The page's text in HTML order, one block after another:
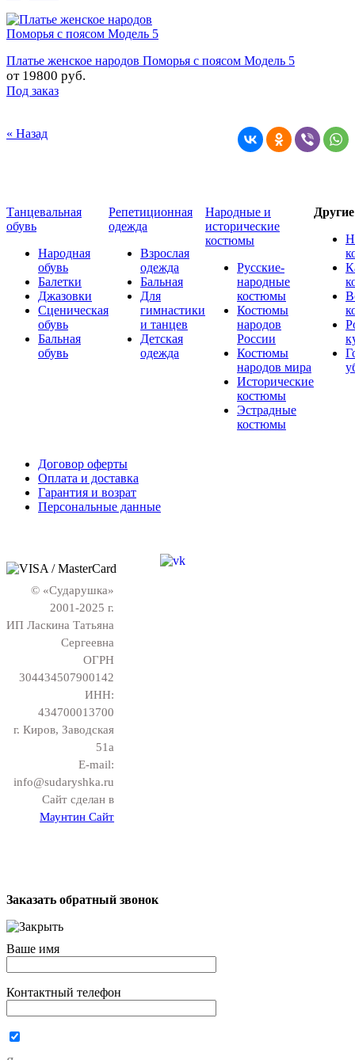
Платье женское народов Поморья с поясом Модель 5
от 19800 руб.
Под заказ
« Назад
Танцевальная
обувь
Народная
обувь
Балетки
Джазовки
Сценическая
обувь
Бальная
обувь
Репетиционная
одежда
Взрослая
одежда
Бальная
Для
гимнастики
и танцев
Детская
одежда
Народные и
исторические
костюмы
Русские-
народные
костюмы
Костюмы
народов
России
Костюмы
народов мира
Исторические
костюмы
Эстрадные
костюмы
Договор оферты
Оплата и доставка
Гарантия и возрат
Персональные данные
© «Сударушка»
2001-2025 г.
ИП Ласкина Татьяна
Сергеевна
ОГРН
304434507900142
ИНН:
434700013700
г. Киров, Заводская
51а
E-mail:
info@sudaryshka.ru
Сайт сделан в
Маунтин Сайт
Заказать обратный звонок
Ваше имя
Контактный телефон